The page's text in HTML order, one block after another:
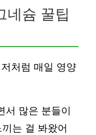
네슘 꿀팁
처럼 매일 영양
서 많은 분들이
는 걸 봐왔어